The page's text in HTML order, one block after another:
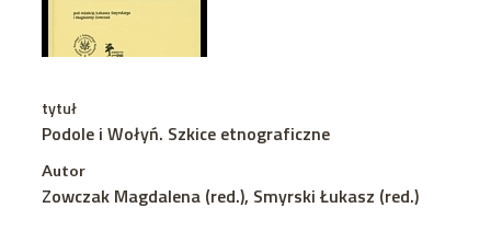
tytuł
Podole i Wołyń. Szkice etnograficzne
Autor
Zowczak Magdalena (red.), Smyrski Łukasz (red.)